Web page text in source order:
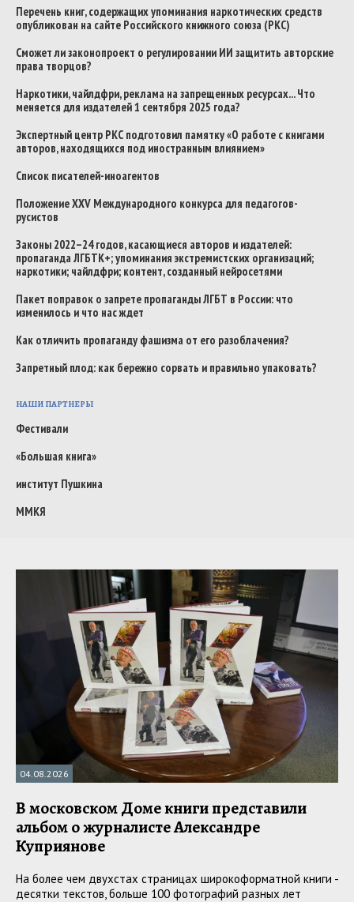
Перечень книг, содержащих упоминания наркотических средств
опубликован на сайте Российского книжного союза (РКС)
Сможет ли законопроект о регулировании ИИ защитить авторские
права творцов?
Наркотики, чайлдфри, реклама на запрещенных ресурсах... Что
меняется для издателей 1 сентября 2025 года?
Экспертный центр РКС подготовил памятку «О работе с книгами
авторов, находящихся под иностранным влиянием»
Список писателей-иноагентов
Положение XXV Международного конкурса для педагогов-
русистов
Законы 2022–24 годов, касающиеся авторов и издателей:
пропаганда ЛГБТК+; упоминания экстремистских организаций;
наркотики; чайлдфри; контент, созданный нейросетями
Пакет поправок о запрете пропаганды ЛГБТ в России: что
изменилось и что нас ждет
Как отличить пропаганду фашизма от его разоблачения?
Запретный плод: как бережно сорвать и правильно упаковать?
НАШИ ПАРТНЕРЫ
Фестивали
«Большая книга»
институт Пушкина
ММКЯ
04.08.2026
В московском Доме книги представили
альбом о журналисте Александре
Куприянове
На более чем двухстах страницах широкоформатной книги -
десятки текстов, больше 100 фотографий разных лет